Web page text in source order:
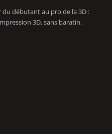
débutant au pro de la 3D :
3D, sans baratin.